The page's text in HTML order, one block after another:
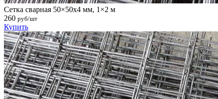
Сетка сварная 50×50х4 мм, 1×2 м
260 руб/шт
Купить